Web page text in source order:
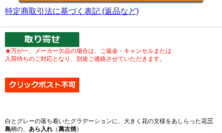
特定商取引法に基づく表記 (返品など)
★万が一、メーカー欠品の場合は、ご返金・キャンセルまたは
入荷待ちのご対応となり、別途ご連絡させていただきます。
白とグレーの落ち着いたグラデーションに、大きく花の文様をあしらった花三
島柄の、 あら入れ （萬古焼）